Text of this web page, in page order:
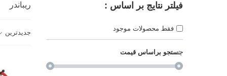
فیلتر نتایج بر اساس :
فقط محصولات موجود
جستجو براساس قیمت
ریباندر
جدیدترین